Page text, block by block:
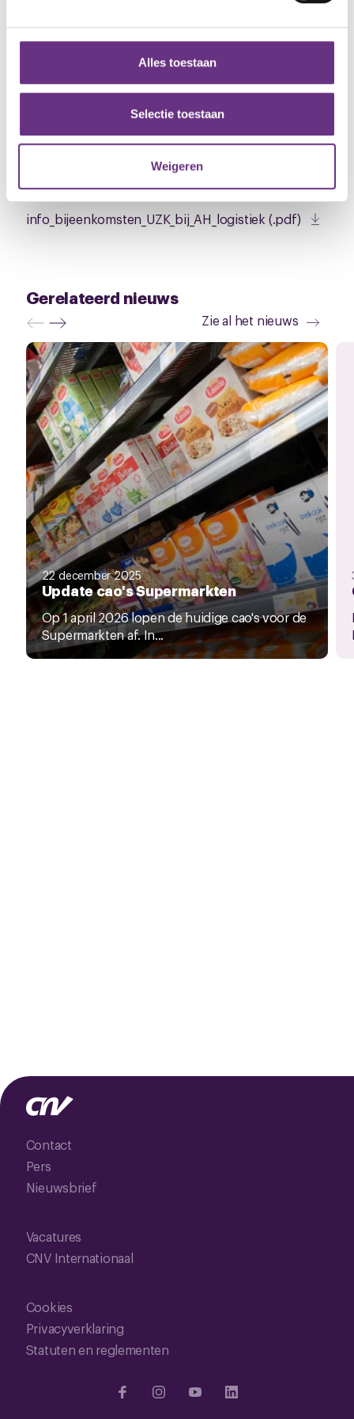
en om ons websiteverkeer te analyseren. Ook delen we
partners voor social media, adverteren en analyse. Deze
partners kunnen deze gegevens combineren met andere
informatie die u aan ze heeft verstrekt of die ze hebben
verzameld op basis van uw gebruik van hun services.
U kunt uw toestemming op elk moment wijzigen of
het ronde cookie-instellingenicoontje linksonder op de
Alles toestaan
Selectie toestaan
Weigeren
Start o godz. 13:00 i 16:00 (czyli przed i po
zmianie roboczej)
Henry Stroek, Wiesia Koreneef, Julita Palinska, Roel
van Riezen,r.vanriezen@cnv.nl,06 51 60 20 34
Downloads
info_bijeenkomsten_UZK_bij_AH_logistiek (.pdf)
Gerelateerd nieuws
Zie al het nieuws
22 december 2025
Update cao's Supermarkten
Op 1 april 2026 lopen de huidige cao's voor de
Supermarkten af. In...
Contact
Pers
Nieuwsbrief
Vacatures
CNV Internationaal
Cookies
Privacyverklaring
Statuten en reglementen